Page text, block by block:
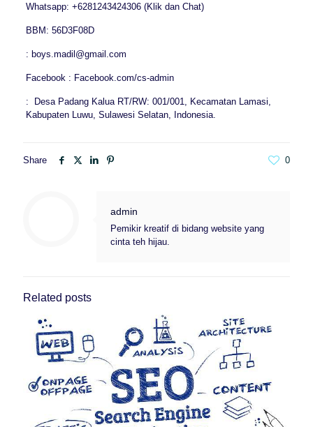
Whatsapp: +6281243424306 (Klik dan Chat)
BBM: 56D3F08D
: boys.madil@gmail.com
Facebook : Facebook.com/cs-admin
: Desa Padang Kalua RT/RW: 001/001, Kecamatan Lamasi,
Kabupaten Luwu, Sulawesi Selatan, Indonesia.
Share 0
admin
Pemikir kreatif di bidang website yang
cinta teh hijau.
Related posts